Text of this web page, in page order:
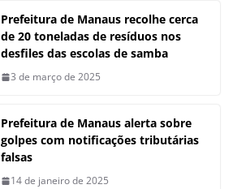
Prefeitura de Manaus recolhe cerca
de 20 toneladas de resíduos nos
desfiles das escolas de samba
3 de março de 2025
Prefeitura de Manaus alerta sobre
golpes com notificações tributárias
falsas
14 de janeiro de 2025